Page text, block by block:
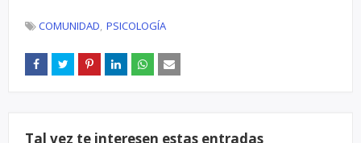
COMUNIDAD PSICOLOGÍA
Tal vez te interesen estas entradas